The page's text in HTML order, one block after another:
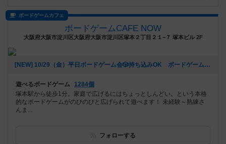
ボードゲームカフェ
ボードゲームCAFE NOW
大阪府大阪市淀川区大阪府大阪市淀川区塚本２丁目２１−７ 塚本ビル 2F
[NEW] 10/29（金）平日ボードゲーム会🎲持ち込みOK ボードゲームCAFENOW主催《初心者さん、おひとりでの参加歓迎!!》（2021年10月22日 11時04分）
遊べるボードゲーム
1284個
塚本駅から徒歩1分。家庭で広げるにはちょっとしんどい。という本格
的なボードゲームがのびのびと広げられて遊べます！ 未経験～熟練さ
んま...
フォローする